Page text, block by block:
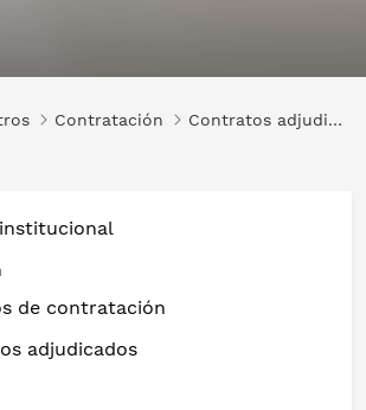
Contratación
Contratos adjudicados
de contratación
adjudicados